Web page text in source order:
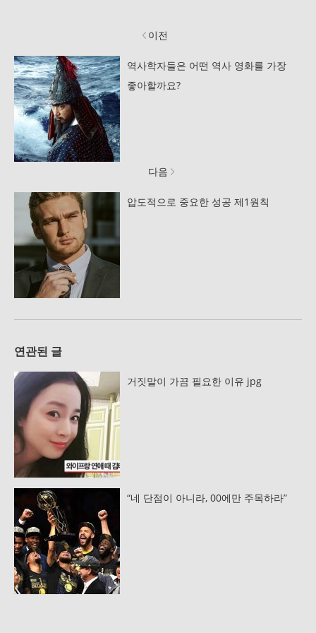
이전
역사학자들은 어떤 역사 영화를 가장
좋아할까요?
다음
압도적으로 중요한 성공 제1원칙
연관된 글
거짓말이 가끔 필요한 이유 jpg
“네 단점이 아니라, 00에만 주목하라”